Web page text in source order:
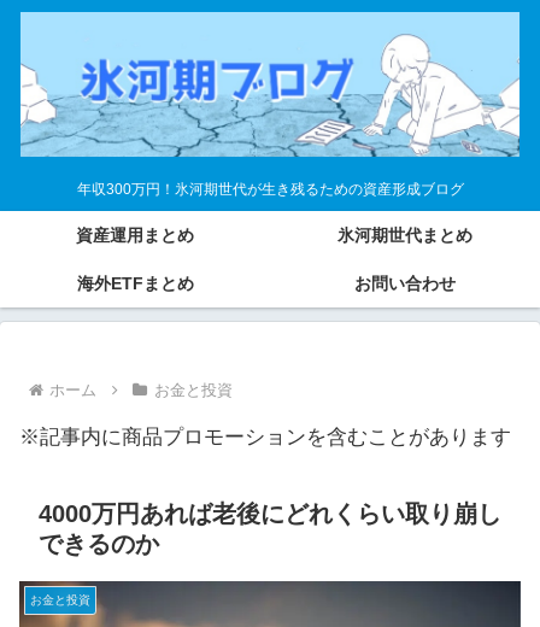
年収300万円！氷河期世代が生き残るための資産形成ブログ
資産運用まとめ 氷河期世代まとめ
海外ETFまとめ お問い合わせ
ホーム お金と投資
※記事内に商品プロモーションを含むことがあります
4000万円あれば老後にどれくらい取り崩し
できるのか
お金と投資